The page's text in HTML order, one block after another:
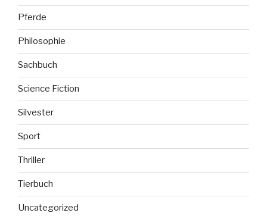
Pferde
Philosophie
Sachbuch
Science Fiction
Silvester
Sport
Thriller
Tierbuch
Uncategorized